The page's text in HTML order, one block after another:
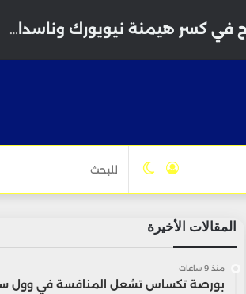
الوضعتسجيل
المقالات الأخيرة
منذ 9 ساعات
بورصة تكساس تشعل المنافسة في وول